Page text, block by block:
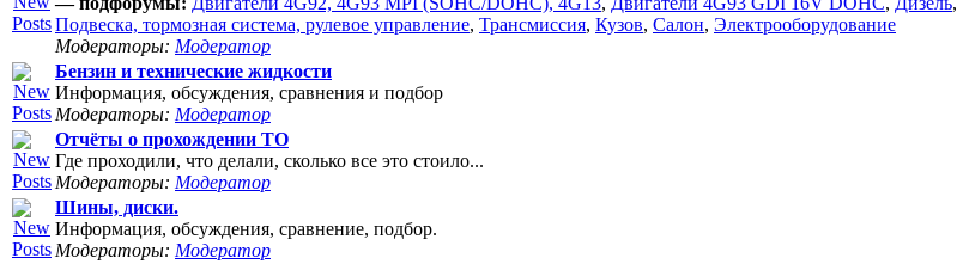
Подвеска, тормозная система, рулевое управление, Трансмиссия, Кузов, Салон, Электрооборудование
Модераторы: Модератор
Бензин и технические жидкости
Информация, обсуждения, сравнения и подбор
Модераторы: Модератор
Отчёты о прохождении ТО
Где проходили, что делали, сколько все это стоило...
Модераторы: Модератор
Шины, диски.
Информация, обсуждения, сравнение, подбор.
Модераторы: Модератор